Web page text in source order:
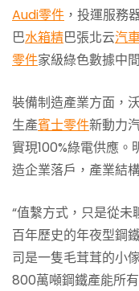
Audi零件 ，投運服務
巴水箱精巴張北云汽
零件家級綠色數據中
裝備制造產業方面，
生產賓士零件新動力
實現100%綠電供應。
造企業落戶，產業結
“值繫方式，只是從
百年歷史的年夜型鋼
司是一隻毛茸茸的小
800萬噸鋼鐵產能所